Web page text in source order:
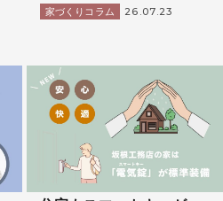
家づくりコラム 26.07.23